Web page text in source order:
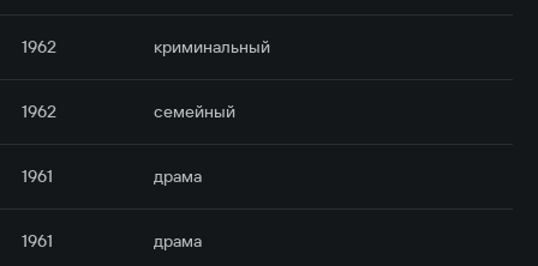
1962 криминальный
1962 семейный
1961 драма
1961 драма